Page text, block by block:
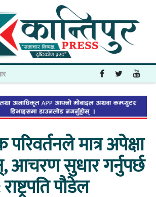
मात्र अपेक्षा
आचरण सुधार गर्नुपर्छ
पौडेल